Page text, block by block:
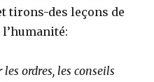
tirons-des leçons de
ordres, les conseils